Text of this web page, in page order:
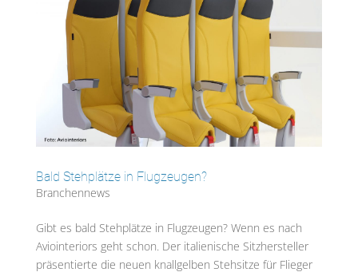
Bald Stehplätze in Flugzeugen?
Branchennews
Gibt es bald Stehplätze in Flugzeugen? Wenn es nach
Aviointeriors geht schon. Der italienische Sitzhersteller
präsentierte die neuen knallgelben Stehsitze für Flieger